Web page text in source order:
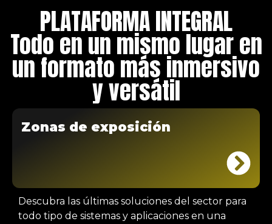
PLATAFORMA INTEGRAL
Todo en un mismo lugar en
un formato más inmersivo
y versátil
Zonas de exposición
Descubra las últimas soluciones del sector para
todo tipo de sistemas y aplicaciones en una